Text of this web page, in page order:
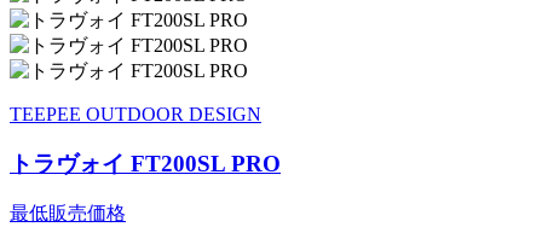
TEEPEE OUTDOOR DESIGN
トラヴォイ FT200SL PRO
最低販売価格